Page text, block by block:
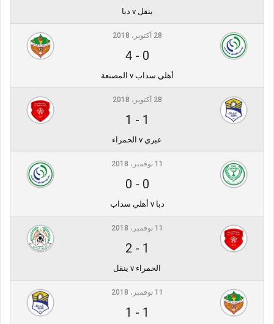
ينقل v دبا
28 أكتوبر، 2018
0
-
4
أهلي سداب v المصنعة
28 أكتوبر، 2018
1
-
1
عبري v الحمراء
11 نوفمبر، 2018
0
-
0
دبا v أهلي سداب
11 نوفمبر، 2018
1
-
2
الحمراء v ينقل
11 نوفمبر، 2018
1
-
1